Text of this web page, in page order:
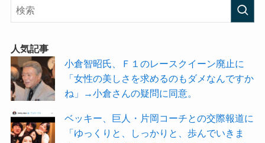
人気記事
小倉智昭氏、Ｆ１のレースクイーン廃止に
「女性の美しさを求めるのもダメなんですか
ね」→小倉さんの疑問に同意。
ベッキー、巨人・片岡コーチとの交際報道に
「ゆっくりと、しっかりと、歩んでいきま